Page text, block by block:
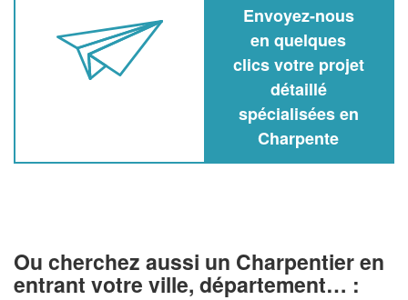
Envoyez-nous
en quelques
clics votre projet
détaillé
spécialisées en
Charpente
Ou cherchez aussi un Charpentier en
entrant votre ville, département… :